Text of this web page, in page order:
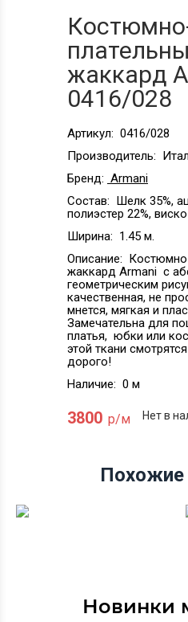
жаккард
0416/028
Артикул: 0416/028
Производитель:
Бренд: Armani
Состав: Шелк 35%,
полиэстер 22%,
Ширина: 1.45 м.
Описание:
жаккард Armani с
геометрическим
качественная, не
мнется, мягкая и
Замечательна для
платья, юбки или
этой ткани
дорого!
Наличие: 0 м
3800 р/м Нет в
Новинки